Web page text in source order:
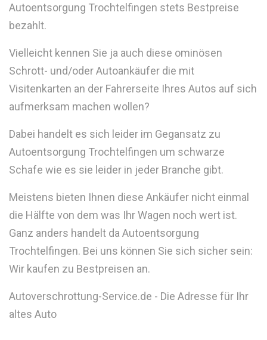
Autoentsorgung Trochtelfingen stets Bestpreise
bezahlt.
Vielleicht kennen Sie ja auch diese ominösen
Schrott- und/oder Autoankäufer die mit
Visitenkarten an der Fahrerseite Ihres Autos auf sich
aufmerksam machen wollen?
Dabei handelt es sich leider im Gegansatz zu
Autoentsorgung Trochtelfingen um schwarze
Schafe wie es sie leider in jeder Branche gibt.
Meistens bieten Ihnen diese Ankäufer nicht einmal
die Hälfte von dem was Ihr Wagen noch wert ist.
Ganz anders handelt da Autoentsorgung
Trochtelfingen. Bei uns können Sie sich sicher sein:
Wir kaufen zu Bestpreisen an.
Autoverschrottung-Service.de - Die Adresse für Ihr
altes Auto